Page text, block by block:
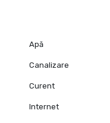
Apă
Canalizare
Curent
Internet